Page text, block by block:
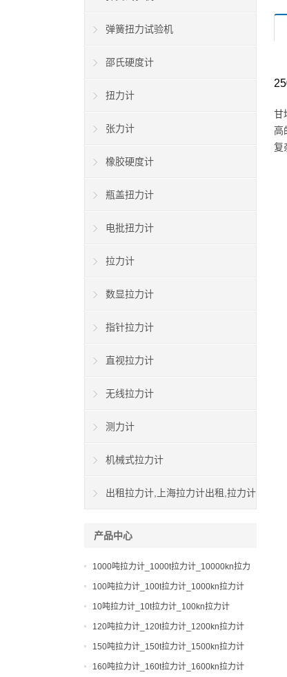
甘
高
复
弹簧扭力试验机
邵氏硬度计
扭力计
张力计
橡胶硬度计
瓶盖扭力计
电批扭力计
拉力计
数显拉力计
指针拉力计
直视拉力计
无线拉力计
测力计
机械式拉力计
出租拉力计,上海拉力计出租,拉力计
产品中心
1000吨拉力计_1000t拉力计_10000kn拉力
计
100吨拉力计_100t拉力计_1000kn拉力计
10吨拉力计_10t拉力计_100kn拉力计
120吨拉力计_120t拉力计_1200kn拉力计
150吨拉力计_150t拉力计_1500kn拉力计
160吨拉力计_160t拉力计_1600kn拉力计